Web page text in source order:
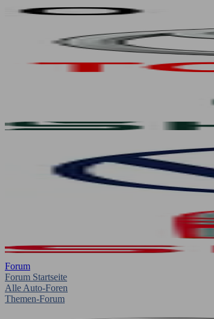
Forum
Forum Startseite
Alle Auto-Foren
Themen-Forum